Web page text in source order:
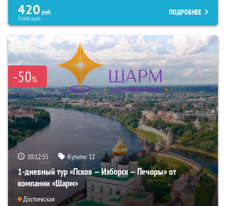
420 руб.
3300руб.
ПОДРОБНЕЕ
-50%
10:12:54 Купили:12
1-дневный тур «Псков — Изборск — Печоры» от
компании «Шарм»
Достоевская